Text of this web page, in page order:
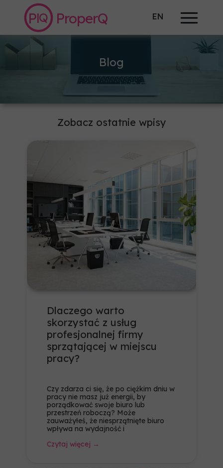
EN
|Q ProperQ
P
Blog
Zobacz ostatnie wpisy
Dlaczego warto
skorzystać z usług
profesjonalnej firmy
sprzątającej w miejscu
pracy?
Czy zdarza ci się, że po ciężkim dniu w
pracy nie masz już energii, by
porządkować swoje biuro lub
przestrzeń roboczą? Może
zauważyłeś, że niesprzątnięte biuro
wpływa na wydajność i
Czytaj więcej →